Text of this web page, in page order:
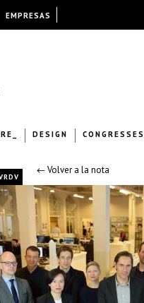
DESIGN CONGRESSES
← Volver a la nota
EMPRESAS